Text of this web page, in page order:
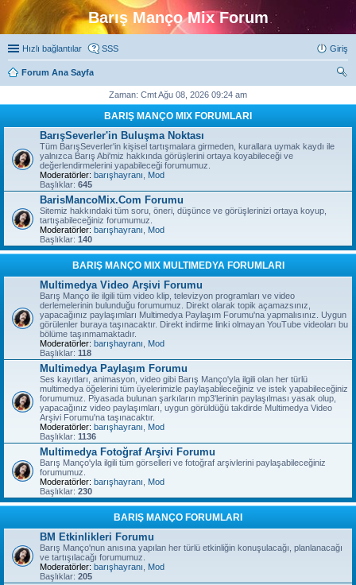
Barış Manço Mix Forum
Hızlı bağlantılar SSS Giriş
Forum Ana Sayfa
Zaman: Cmt Ağu 08, 2026 09:24 am
BARIŞ MANÇO MIX FORUMLARI
BarışSeverler'in Buluşma Noktası
Tüm BarışSeverler'in kişisel tartışmalara girmeden, kurallara uymak kaydı ile
yalnızca Barış Abi'miz hakkında görüşlerini ortaya koyabileceği ve
değerlendirmelerini yapabileceği forumumuz.
Moderatörler: barışhayranı
Mod
Başlıklar: 645
BarisMancoMix.Com Forumu
Sitemiz hakkındaki tüm soru, öneri, düşünce ve görüşlerinizi ortaya koyup,
tartışabileceğiniz forumumuz.
Moderatörler: barışhayranı
Mod
Başlıklar: 140
BARIŞ MANÇO MIX MULTIMEDYA FORUMLARI
Multimedya Video Arşivi Forumu
Barış Manço ile ilgili tüm video klip, televizyon programları ve video
derlemelerinin bulunduğu forumumuz. Direkt olarak topik açamazsınız,
yapacağınız paylaşımları Multimedya Paylaşım Forumu'na yapmalısınız. Uygun
görülenler buraya taşınacaktır. Direkt indirme linki olmayan YouTube videoları bu
bölüme taşınmamaktadır.
Moderatörler: barışhayranı
Mod
Başlıklar: 118
Multimedya Paylaşım Forumu
Ses kayıtları, animasyon, video gibi Barış Manço'yla ilgili olan her türlü
multimedya öğelerini tüm üyelerimizle paylaşabileceğiniz ve istek yapabileceğiniz
forumumuz. Piyasada bulunan şarkıların mp3'lerinin paylaşılması yasak olup,
yapacağınız video paylaşımları, uygun görüldüğü takdirde Multimedya Video
Arşivi Forumu'na taşınacaktır.
Moderatörler: barışhayranı
Mod
Başlıklar: 1136
Multimedya Fotoğraf Arşivi Forumu
Barış Manço'yla ilgili tüm görselleri ve fotoğraf arşivlerini paylaşabileceğiniz
forumumuz.
Moderatörler: barışhayranı
Mod
Başlıklar: 230
BARIŞ MANÇO FORUMLARI
BM Etkinlikleri Forumu
Barış Manço'nun anısına yapılan her türlü etkinliğin konuşulacağı, planlanacağı
ve tartışılacağı forumumuz.
Moderatörler: barışhayranı
Mod
Başlıklar: 205